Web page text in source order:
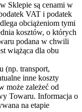
Sklepie są cenami w
VAT i podatek
obciążeniom tymi
kosztów, o których
podana w chwili
wiążąca dla obu
(np. transport,
inne koszty
może zależeć od
Towaru. Informacja o
na etapie